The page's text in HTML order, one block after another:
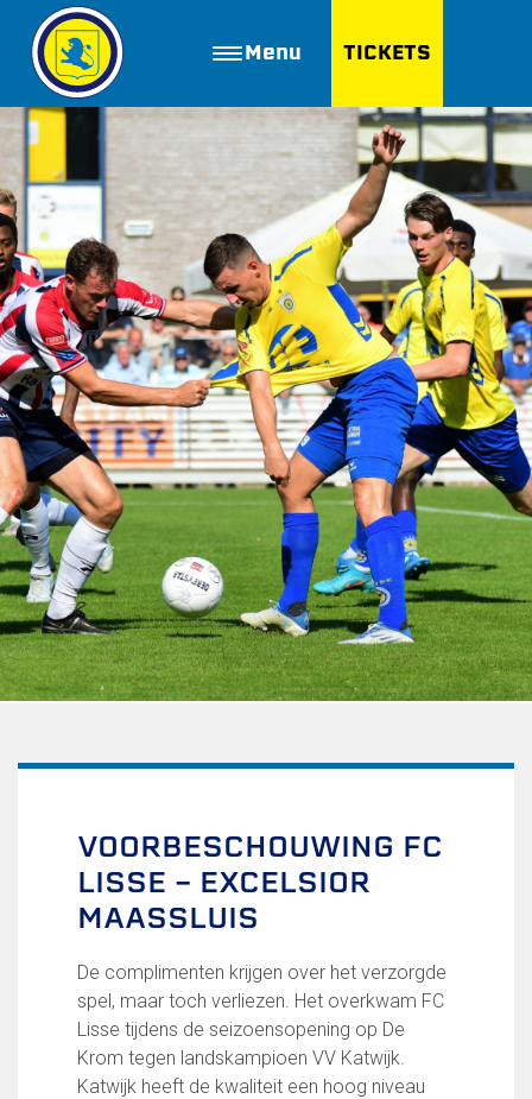
Menu TICKETS
ZOEKEN
Golfbaan Ter Specke
Webshop
Nieuws
Vacatures
Join FC Lisse
Aanmelden voor proeftraining
Lid worden van FC Lisse
Word vrijwilliger
De Club van 100
Uitschrijven
Over FC Lisse
Organisatie
Informatie voor de Pers
Onze historie
Fysiotherapie voor leden
Kledingplan
Merchandise
Contributie
Gevonden voorwerpen
Verenigingsdocumenten
Teams
FC Lisse 1
VOORBESCHOUWING FC
LISSE – EXCELSIOR
MAASSLUIS
De complimenten krijgen over het verzorgde
spel, maar toch verliezen. Het overkwam FC
Lisse tijdens de seizoensopening op De
Krom tegen landskampioen VV Katwijk.
Katwijk heeft de kwaliteit een hoog niveau